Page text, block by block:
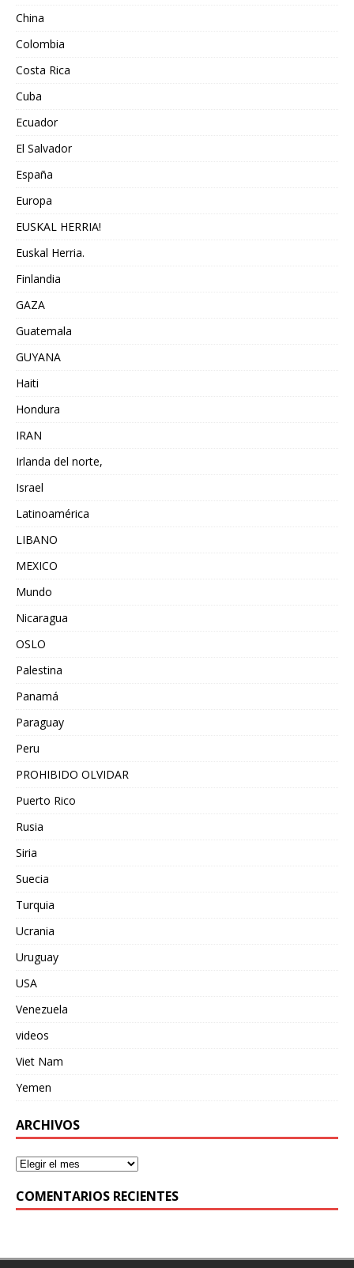
China
Colombia
Costa Rica
Cuba
Ecuador
El Salvador
España
Europa
EUSKAL HERRIA!
Euskal Herria.
Finlandia
GAZA
Guatemala
GUYANA
Haiti
Hondura
IRAN
Irlanda del norte,
Israel
Latinoamérica
LIBANO
MEXICO
Mundo
Nicaragua
OSLO
Palestina
Panamá
Paraguay
Peru
PROHIBIDO OLVIDAR
Puerto Rico
Rusia
Siria
Suecia
Turquia
Ucrania
Uruguay
USA
Venezuela
videos
Viet Nam
Yemen
ARCHIVOS
COMENTARIOS RECIENTES